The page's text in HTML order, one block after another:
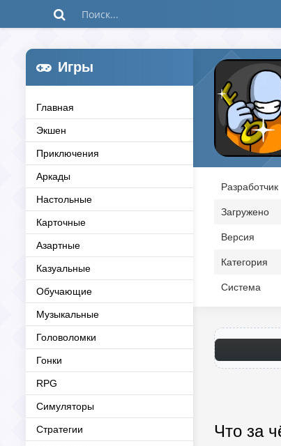
Игры
Главная
Экшен
Приключения
Аркады
Настольные
Карточные
Азартные
Казуальные
Обучающие
Музыкальные
Головоломки
Гонки
RPG
Симуляторы
Стратегии
Разработчик
Загружено
Версия
Категория
Система
Что за